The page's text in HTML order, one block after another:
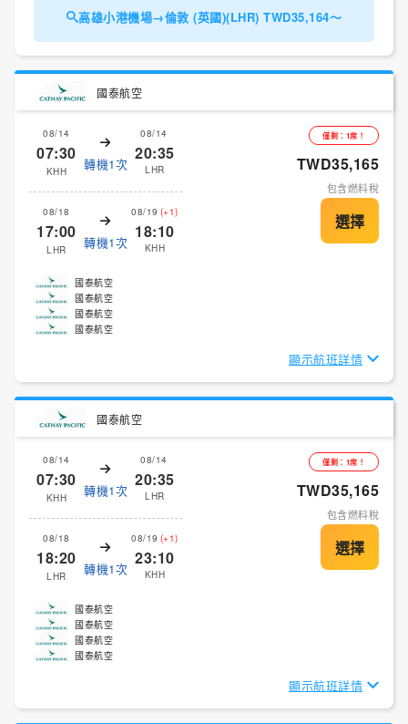
高雄小港機場→倫敦 (英國)(LHR) TWD35,164～
國泰航空
08/14
07:30
KHH 轉機1次
08/14
20:35
LHR
08/18
17:00
LHR 轉機1次
08/19 (+1)
18:10
KHH
僅剩：1席！
TWD35,165
包含燃料稅
國泰航空
國泰航空
國泰航空
國泰航空
顯示航班詳情
國泰航空
08/14
07:30
KHH 轉機1次
08/14
20:35
LHR
08/18
18:20
LHR 轉機1次
08/19 (+1)
23:10
KHH
僅剩：1席！
TWD35,165
包含燃料稅
國泰航空
國泰航空
國泰航空
國泰航空
顯示航班詳情